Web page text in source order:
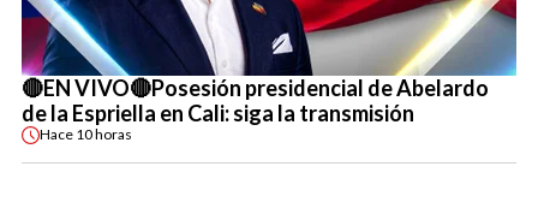
🔴EN VIVO🔴Posesión presidencial de Abelardo
de la Espriella en Cali: siga la transmisión
Hace 10 horas